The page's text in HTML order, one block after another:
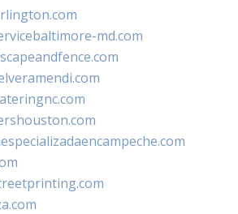
md.com